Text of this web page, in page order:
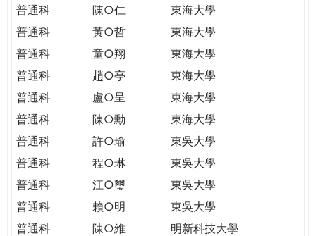
普通科
陳○仁
東海大學
普通科
黃○哲
東海大學
普通科
童○翔
東海大學
普通科
趙○亭
東海大學
普通科
盧○呈
東海大學
普通科
陳○勳
東海大學
普通科
許○瑜
東吳大學
普通科
程○琳
東吳大學
普通科
江○璽
東吳大學
普通科
賴○明
東吳大學
普通科
陳○維
明新科技大學